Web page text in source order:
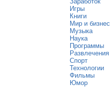
Игры
Книги
Мир и бизнес
Музыка
Наука
Программы
Развлечения
Спорт
Технологии
Фильмы
Юмор